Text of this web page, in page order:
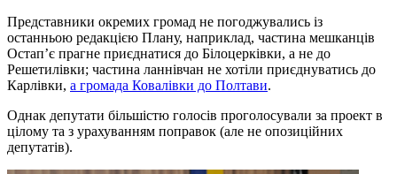
Представники окремих громад не погоджувались із
останньою редакцією Плану, наприклад, частина мешканців
Остап’є прагне приєднатися до Білоцерківки, а не до
Решетилівки; частина ланнівчан не хотіли приєднуватись до
Карлівки, а громада Ковалівки до Полтави.
Однак депутати більшістю голосів проголосували за проект в
цілому та з урахуванням поправок (але не опозиційних
депутатів).